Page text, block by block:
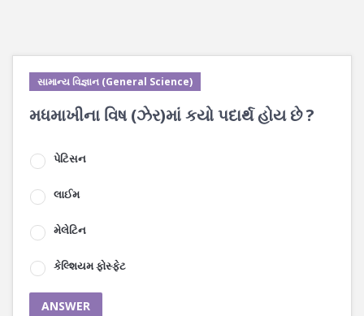
સામાન્ય વિજ્ઞાન (General Science)
મધમાખીના વિષ (ઝેર)માં કયો પદાર્થ હોય છે ?
પેટિસન
લાઈમ
મેલેટિન
કેલ્શિયમ ફોસ્ફેટ
ANSWER